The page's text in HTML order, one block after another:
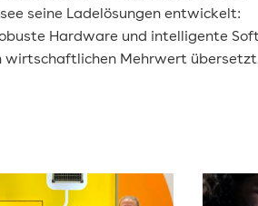
seine Ladelösungen entwickelt:
Hardware und intelligente
wirtschaftlichen Mehrwert